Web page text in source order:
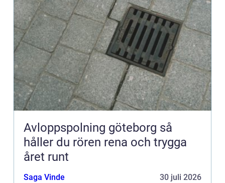
Avloppspolning göteborg så
håller du rören rena och trygga
året runt
Saga Vinde 30 juli 2026